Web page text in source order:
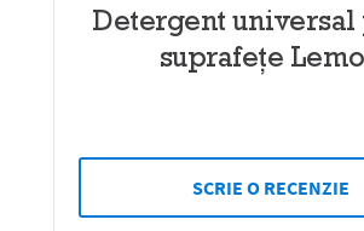
Detergent
suprafețe
SCRIE O RECENZIE